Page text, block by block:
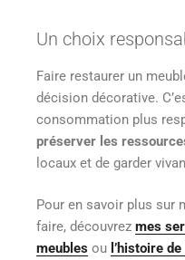
Un choix
Faire restaurer un
décision décorative.
consommation plus
préserver les
locaux et de garder
Pour en savoir plus sur
faire, découvrez mes
meubles ou l’histoire